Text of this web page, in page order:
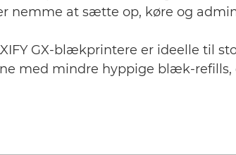
nemme at sætte op, køre og
GX-blækprintere er ideelle til
med mindre hyppige blæk-